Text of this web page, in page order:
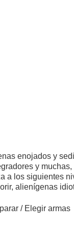
enojados y
y
a los siguientes
alienígenas
/ Elegir armas